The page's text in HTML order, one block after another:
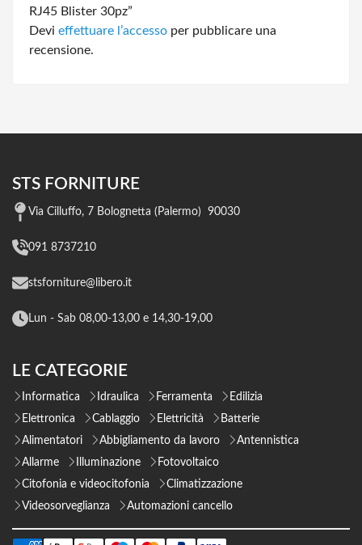
RJ45 Blister 30pz”
Devi effettuare l’accesso per pubblicare una
recensione.
STS FORNITURE
Via Cilluffo, 7 Bolognetta (Palermo) 90030
091 8737210
stsforniture@libero.it
Lun - Sab 08,00-13,00 e 14,30-19,00
LE CATEGORIE
Informatica Idraulica Ferramenta
Edilizia
Elettronica
Cablaggio Elettricità
Batterie
Alimentatori
Abbigliamento da lavoro
Antennistica
Allarme
Illuminazione
Fotovoltaico
Citofonia e videocitofonia
Climatizzazione
Videosorveglianza
Automazioni cancello